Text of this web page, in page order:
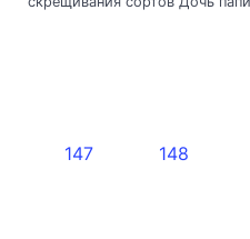
147 148